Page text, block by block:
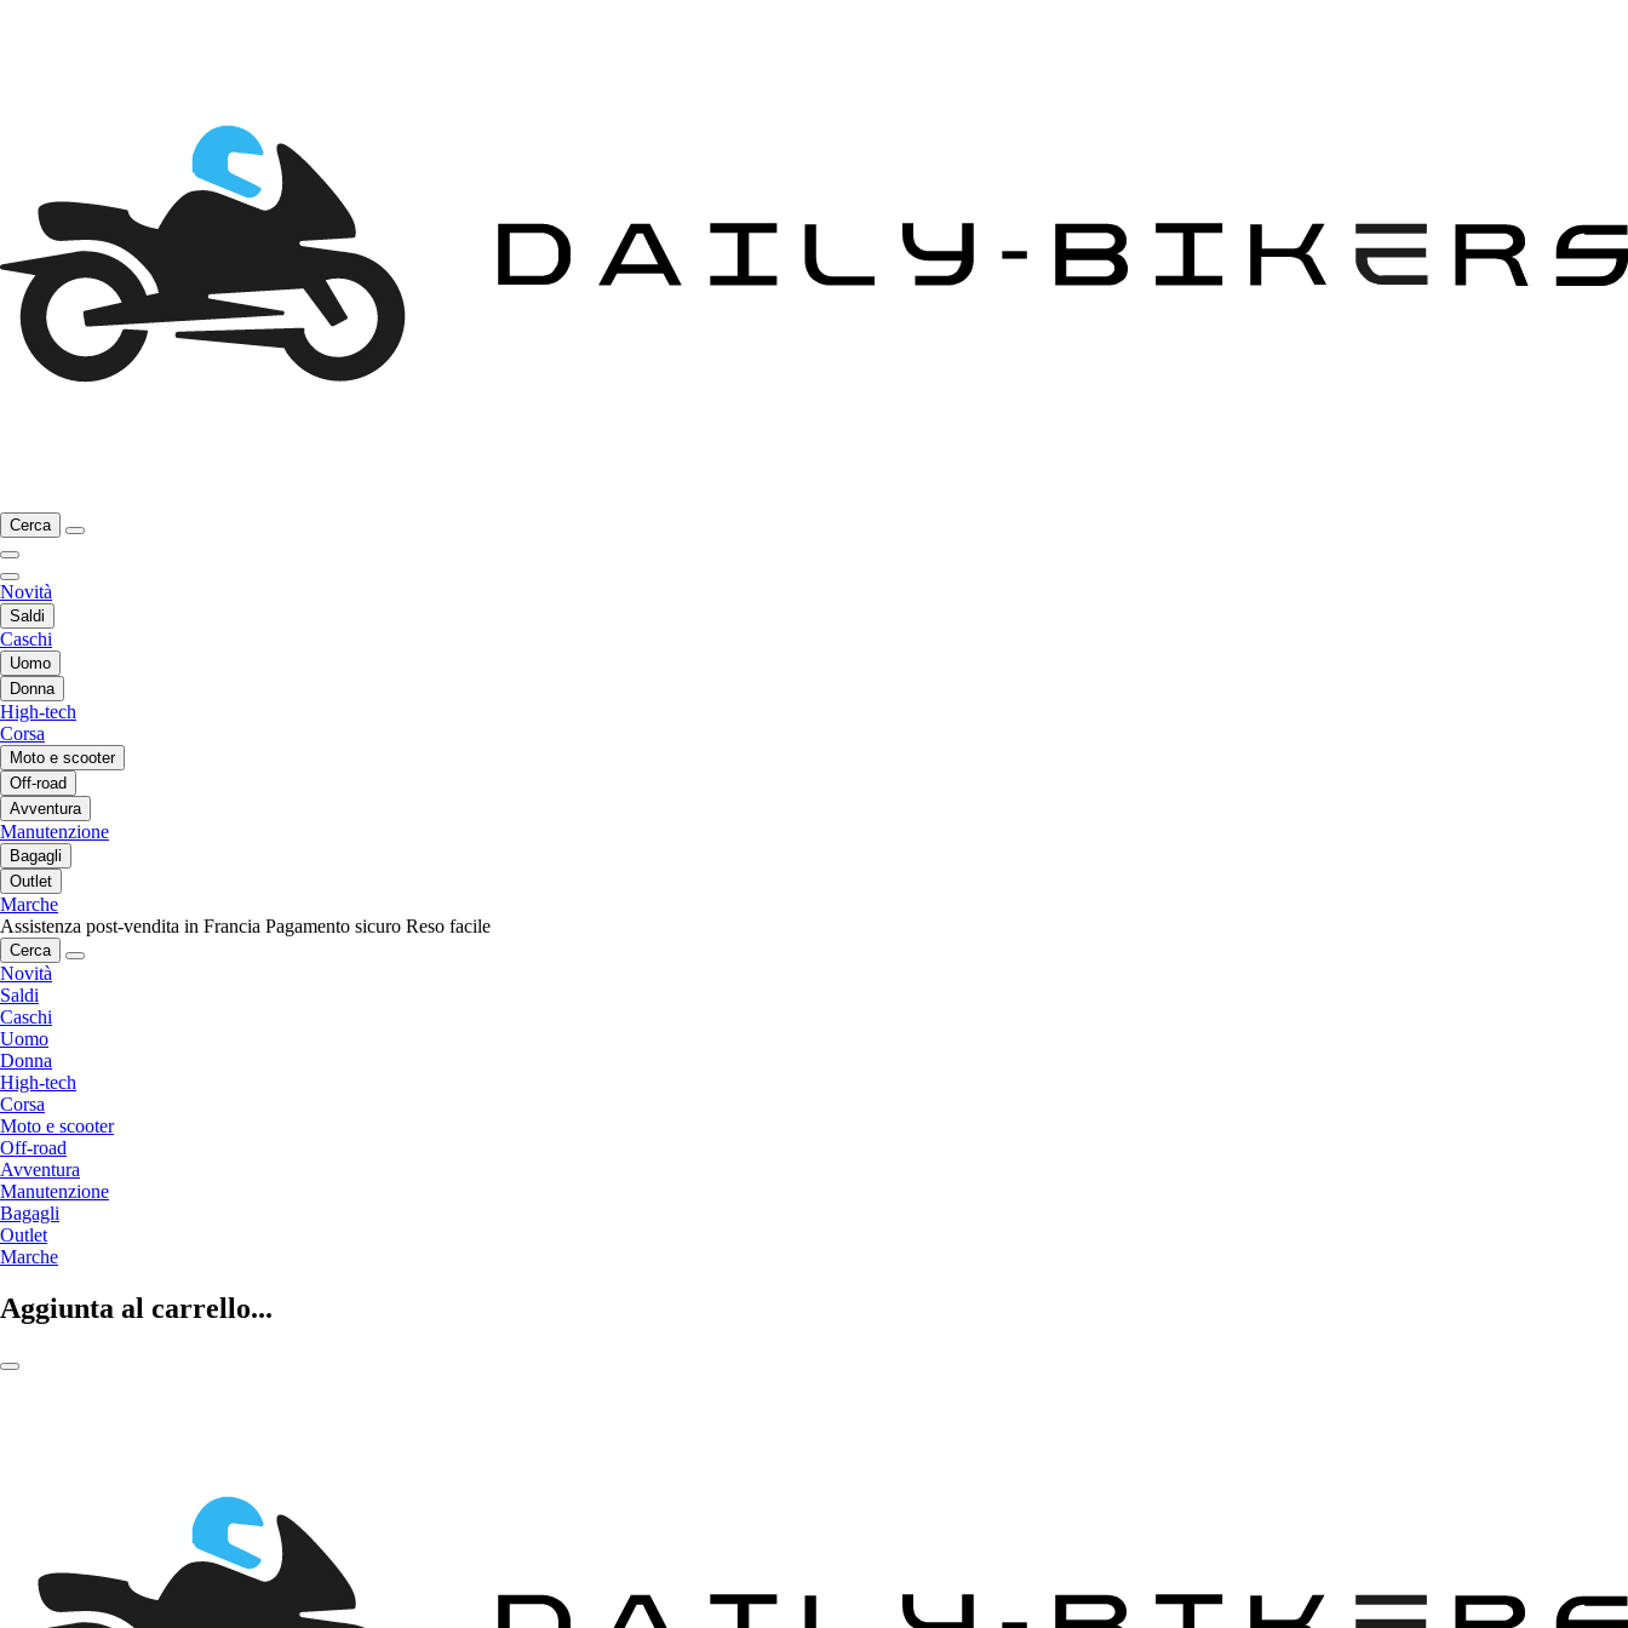
Cerca
Novità
Saldi
Caschi
Uomo
Donna
High-tech
Corsa
Moto e scooter
Off-road
Avventura
Manutenzione
Bagagli
Outlet
Marche
Assistenza post-vendita in Francia Pagamento sicuro Reso facile
Cerca
Novità
Saldi
Caschi
Uomo
Donna
High-tech
Corsa
Moto e scooter
Off-road
Avventura
Manutenzione
Bagagli
Outlet
Marche
Aggiunta al carrello...